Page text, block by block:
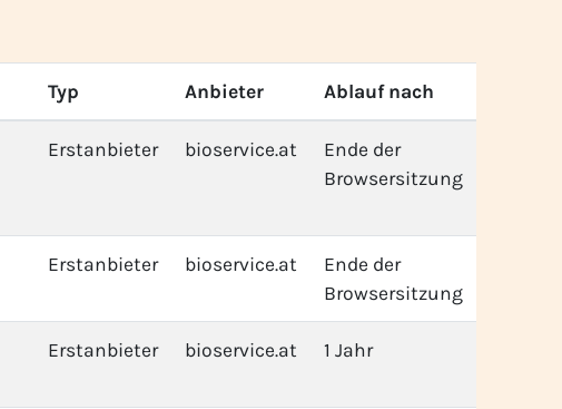
Typ Anbieter Ablauf nach
Erstanbieter bioservice.at
Ende der
Browsersitzung
Erstanbieter bioservice.at
Ende der
Browsersitzung
Erstanbieter bioservice.at 1 Jahr